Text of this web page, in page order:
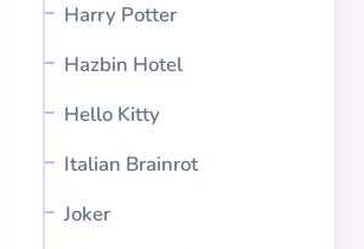
Harry Potter
Hazbin Hotel
Hello Kitty
Italian Brainrot
Joker